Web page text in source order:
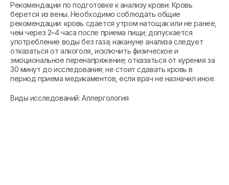
Рекомендации по подготовке к анализу крови: Кровь
берется из вены. Необходимо соблюдать общие
рекомендации: кровь сдается утром натощак или не ранее,
чем через 2–4 часа после приема пищи; допускается
употребление воды без газа; накануне анализа следует
отказаться от алкоголя, исключить физическое и
эмоциональное перенапряжение; отказаться от курения за
30 минут до исследования; не стоит сдавать кровь в
период приема медикаментов, если врач не назначил иное.
Виды исследований: Аллергология